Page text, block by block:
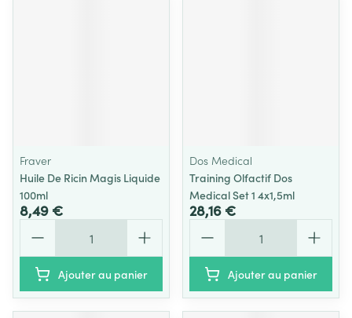
Fraver
Huile De Ricin Magis Liquide
100ml
8,49 €
Ajouter au panier
Dos Medical
Training Olfactif Dos
Medical Set 1 4x1,5ml
28,16 €
Ajouter au panier